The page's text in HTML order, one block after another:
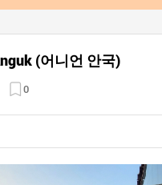
(어니언 안국)
0